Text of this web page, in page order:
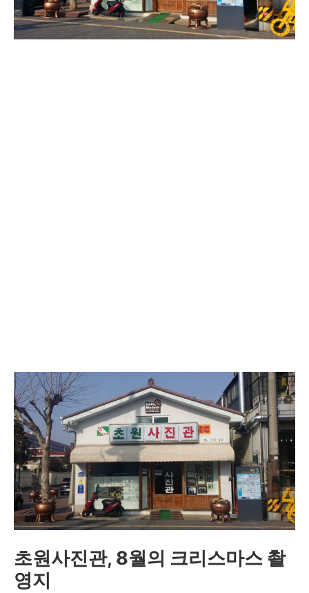
초원사진관, 8월의 크리스마스 촬
영지